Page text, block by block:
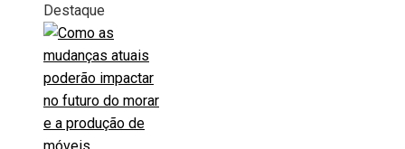
Destaque